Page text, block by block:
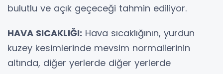
bulutlu ve açık geçeceği tahmin ediliyor.
HAVA SICAKLIĞI: Hava sıcaklığının, yurdun
kuzey kesimlerinde mevsim normallerinin
altında, diğer yerlerde diğer yerlerde